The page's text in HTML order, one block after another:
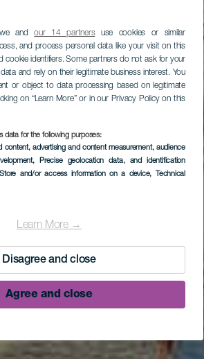
we andour 14 partnersuse cookies or similar
and process personal data like your visit on this
cookie identifiers. Some partners do not ask for your
and rely on their legitimate business interest. You
or object to data processing based on legitimate
on “Learn More” or in our Privacy Policy on this
data for the following purposes:
content, advertising and content measurement, audience
, Precise geolocation data, and identification
and/or access information on a device, Technical
Learn More →
Disagree and close
Agree and close